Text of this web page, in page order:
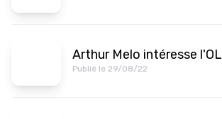
Arthur Melo intéresse l'OL
Publié le 29/08/22